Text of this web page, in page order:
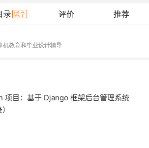
录 试学 评价 推荐
机教育和毕业设计辅导
项目：基于 Django 框架后台管理系统